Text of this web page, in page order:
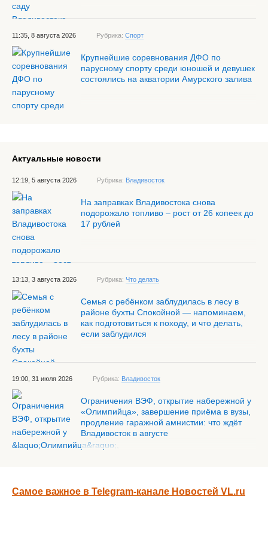
11:35, 8 августа 2026 Рубрика: Спорт
Крупнейшие соревнования ДФО по
парусному спорту среди юношей и девушек
состоялись на акватории Амурского залива
Актуальные новости
12:19, 5 августа 2026 Рубрика: Владивосток
На заправках Владивостока снова
подорожало топливо – рост от 26 копеек до
17 рублей
13:13, 3 августа 2026 Рубрика: Что делать
Семья с ребёнком заблудилась в лесу в
районе бухты Спокойной — напоминаем,
как подготовиться к походу, и что делать,
если заблудился
19:00, 31 июля 2026 Рубрика: Владивосток
Ограничения ВЭФ, открытие набережной у
«Олимпийца», завершение приёма в вузы,
продление гаражной амнистии: что ждёт
Владивосток в августе
Самое важное в Telegram-канале Новостей VL.ru